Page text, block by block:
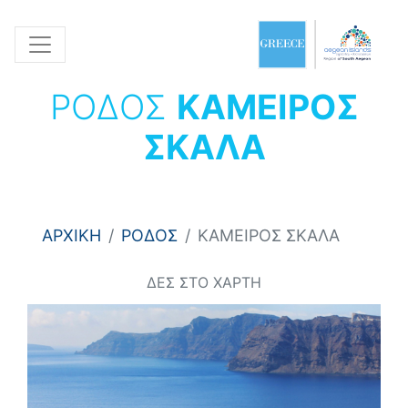
ΡΟΔΟΣ ΚΑΜΕΙΡΟΣ
ΣΚΑΛΑ
ΑΡΧΙΚΗ ΡΟΔΟΣ ΚΑΜΕΙΡΟΣ ΣΚΑΛΑ
ΔΕΣ ΣΤΟ ΧΑΡΤΗ